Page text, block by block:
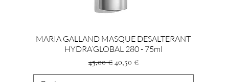
MARIA GALLAND MASQUE DESALTERANT
HYDRA’GLOBAL 280 - 75ml
Standardpreis
45,00 € Sale-Preis
40,50 €